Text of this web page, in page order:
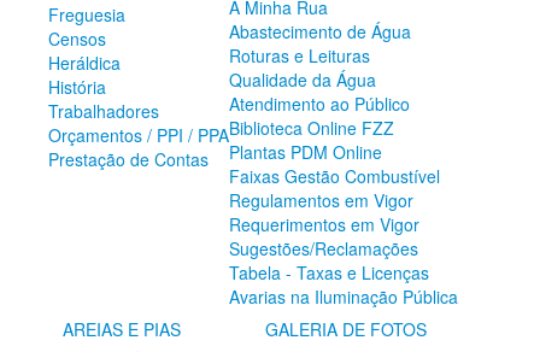
ZêzereTV
SERVIÇOS
A Minha Rua
Abastecimento de Água
Roturas e Leituras
Qualidade da Água
Atendimento ao Público
Biblioteca Online FZZ
Faixas Gestão Combustível
Regulamentos em Vigor
Requerimentos em Vigor
Sugestões/Reclamações
Freguesia
Censos
Heráldica
História
Trabalhadores
Orçamentos / PPI / PPA
Prestação de Contas
A Minha Rua
Abastecimento de Água
Roturas e Leituras
Qualidade da Água
Atendimento ao Público
Biblioteca Online FZZ
Plantas PDM Online
Faixas Gestão Combustível
Regulamentos em Vigor
Requerimentos em Vigor
Sugestões/Reclamações
Tabela - Taxas e Licenças
Avarias na Iluminação Pública
AREIAS E PIAS
GALERIA DE FOTOS